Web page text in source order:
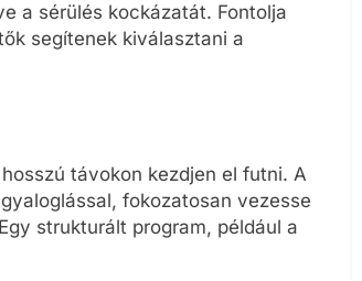
a sérülés kockázatát. Fontolja
segítenek kiválasztani a
távokon kezdjen el futni. A
fokozatosan vezesse
strukturált program, például a